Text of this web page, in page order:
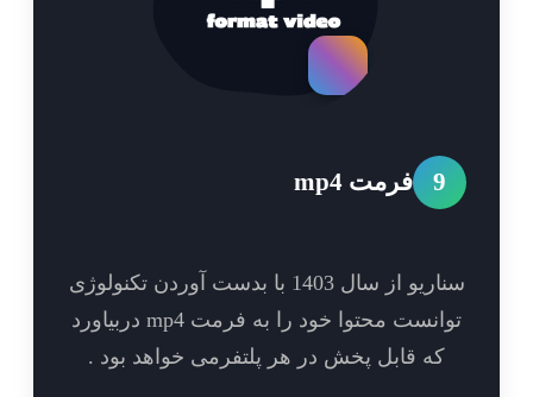
فرمت mp4
سناریو از سال 1403 با بدست آوردن تکنولوژی
توانست محتوا خود را به فرمت mp4 دربیاورد
که قابل پخش در هر پلتفرمی خواهد بود .